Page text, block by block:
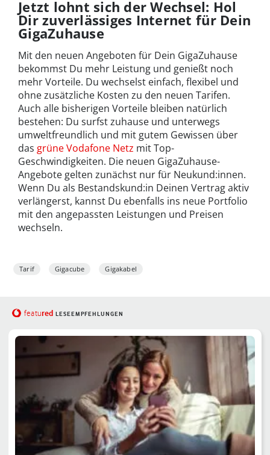
Jetzt lohnt sich der Wechsel: Hol
Dir zuverlässiges Internet für Dein
GigaZuhause
Mit den neuen Angeboten für Dein GigaZuhause
bekommst Du mehr Leistung und genießt noch
mehr Vorteile. Du wechselst einfach, flexibel und
ohne zusätzliche Kosten zu den neuen Tarifen.
Auch alle bisherigen Vorteile bleiben natürlich
bestehen: Du surfst zuhause und unterwegs
umweltfreundlich und mit gutem Gewissen über
das grüne Vodafone Netz mit Top-
Geschwindigkeiten. Die neuen GigaZuhause-
Angebote gelten zunächst nur für Neukund:innen.
Wenn Du als Bestandskund:in Deinen Vertrag aktiv
verlängerst, kannst Du ebenfalls ins neue Portfolio
mit den angepassten Leistungen und Preisen
wechseln.
Tarif Gigacube Gigakabel
featured LESEEMPFEHLUNGEN